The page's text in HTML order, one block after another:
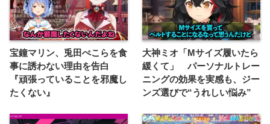
宝鐘マリン、兎田ぺこらを食
事に誘わない理由を告白
『頑張っていることを邪魔し
たくない』
大神ミオ「Mサイズ履いたら
緩くて」 パーソナルトレー
ニングの効果を実感も、ジー
ンズ選びで“うれしい悩み”